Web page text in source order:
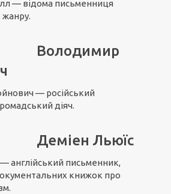
— відома письменниця
Володимир
— російський
діяч.
Деміен Льюїс
англійський письменник,
книжок про